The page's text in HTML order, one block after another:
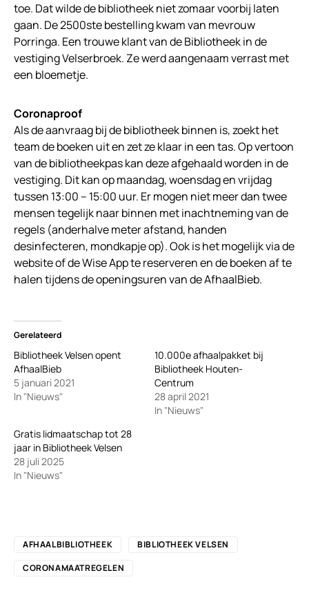
toe. Dat wilde de bibliotheek niet zomaar voorbij laten
gaan. De 2500ste bestelling kwam van mevrouw
Porringa. Een trouwe klant van de Bibliotheek in de
vestiging Velserbroek. Ze werd aangenaam verrast met
een bloemetje.
Coronaproof
Als de aanvraag bij de bibliotheek binnen is, zoekt het
team de boeken uit en zet ze klaar in een tas. Op vertoon
van de bibliotheekpas kan deze afgehaald worden in de
vestiging. Dit kan op maandag, woensdag en vrijdag
tussen 13:00 – 15:00 uur. Er mogen niet meer dan twee
mensen tegelijk naar binnen met inachtneming van de
regels (anderhalve meter afstand, handen
desinfecteren, mondkapje op). Ook is het mogelijk via de
website of de Wise App te reserveren en de boeken af te
halen tijdens de openingsuren van de AfhaalBieb.
Gerelateerd
Bibliotheek Velsen opent
AfhaalBieb
5 januari 2021
In "Nieuws"
10.000e afhaalpakket bij
Bibliotheek Houten-
Centrum
28 april 2021
In "Nieuws"
Gratis lidmaatschap tot 28
jaar in Bibliotheek Velsen
28 juli 2025
In "Nieuws"
AFHAALBIBLIOTHEEK
BIBLIOTHEEK VELSEN
CORONAMAATREGELEN